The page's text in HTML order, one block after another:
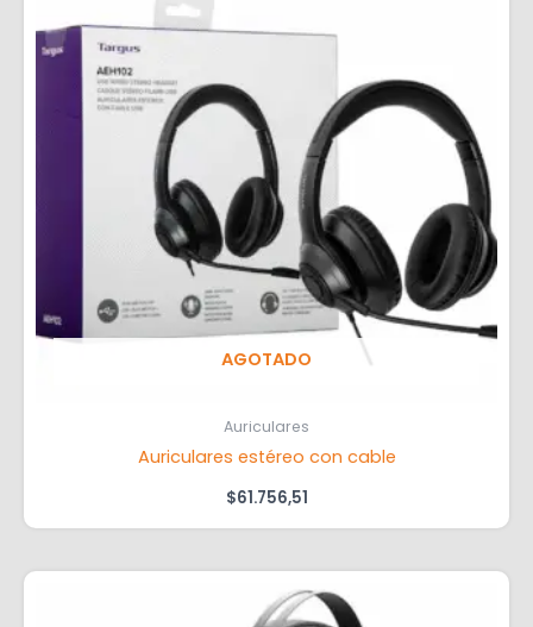
AGOTADO
Auriculares
Auriculares estéreo con cable
$61.756,51